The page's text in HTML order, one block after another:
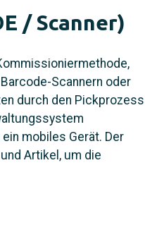
/ Scanner)
Scannern oder
durch den Pickprozess
mobiles Gerät. Der
Artikel, um die